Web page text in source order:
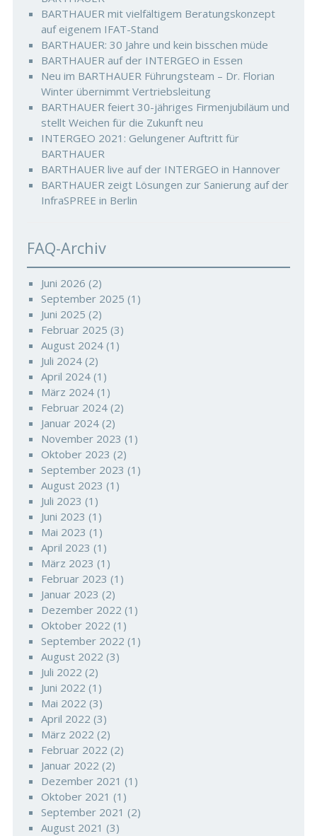
BARTHAUER mit vielfältigem Beratungskonzept
auf eigenem IFAT-Stand
BARTHAUER: 30 Jahre und kein bisschen müde
BARTHAUER auf der INTERGEO in Essen
Neu im BARTHAUER Führungsteam – Dr. Florian
Winter übernimmt Vertriebsleitung
BARTHAUER feiert 30-jähriges Firmenjubiläum und
stellt Weichen für die Zukunft neu
INTERGEO 2021: Gelungener Auftritt für
BARTHAUER
BARTHAUER live auf der INTERGEO in Hannover
BARTHAUER zeigt Lösungen zur Sanierung auf der
InfraSPREE in Berlin
FAQ-Archiv
Juni 2026 (2)
September 2025 (1)
Juni 2025 (2)
Februar 2025 (3)
August 2024(1)
Juli 2024(2)
April 2024(1)
März 2024(1)
Februar 2024(2)
Januar 2024(2)
November 2023 (1)
Oktober 2023 (2)
September 2023 (1)
August 2023 (1)
Juli 2023 (1)
Juni 2023 (1)
Mai 2023 (1)
April 2023 (1)
März 2023 (1)
Februar 2023 (1)
Januar 2023 (2)
Dezember 2022 (1)
Oktober 2022 (1)
September 2022 (1)
August 2022 (3)
Juli 2022 (2)
Juni 2022 (1)
Mai 2022 (3)
April 2022 (3)
März 2022 (2)
Februar 2022 (2)
Januar 2022 (2)
Dezember 2021 (1)
Oktober 2021 (1)
September 2021 (2)
August 2021 (3)